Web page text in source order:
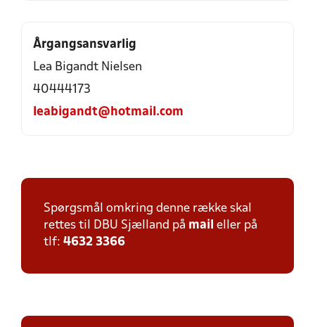
Årgangsansvarlig
Lea Bigandt Nielsen
40444173
leabigandt@hotmail.com
Spørgsmål omkring denne række skal
rettes til DBU Sjælland på mail eller på
tlf: 4632 3366